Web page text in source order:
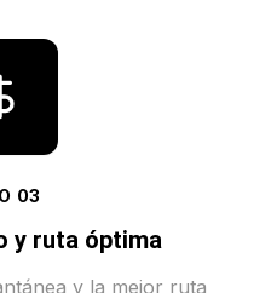
03
y ruta óptima
y la mejor ruta